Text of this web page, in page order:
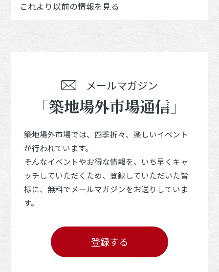
これより以前の情報を見る
メールマガジン
「築地場外市場通信」
築地場外市場では、四季折々、楽しいイベント
が行われています。
そんなイベントやお得な情報を、いち早くキャ
ッチしていただくため、登録していただいた皆
様に、無料でメールマガジンをお送りしていま
す。
登録する